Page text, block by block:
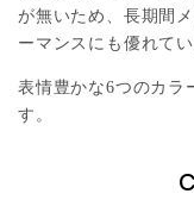
が無いため、長期間
ーマンスにも優れてい
表情豊かな6つのカラ
す。